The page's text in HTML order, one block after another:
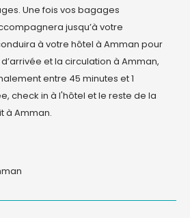
Une fois vos bagages
jusqu’à votre
à votre hôtel à Amman pour
et la circulation à Amman,
entre 45 minutes et 1
check in à l'hôtel et le reste de la
à Amman.